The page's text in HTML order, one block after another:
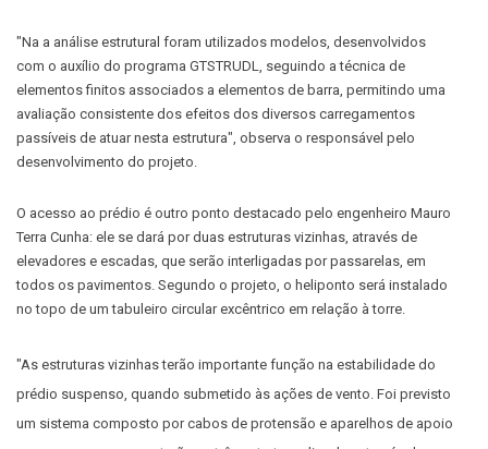
"Na a análise estrutural foram utilizados modelos, desenvolvidos
com o auxílio do programa GTSTRUDL, seguindo a técnica de
elementos finitos associados a elementos de barra, permitindo uma
avaliação consistente dos efeitos dos diversos carregamentos
passíveis de atuar nesta estrutura", observa o responsável pelo
desenvolvimento do projeto.
O acesso ao prédio é outro ponto destacado pelo engenheiro Mauro
Terra Cunha: ele se dará por duas estruturas vizinhas, através de
elevadores e escadas, que serão interligadas por passarelas, em
todos os pavimentos. Segundo o projeto, o heliponto será instalado
no topo de um tabuleiro circular excêntrico em relação à torre.
"As estruturas vizinhas terão importante função na estabilidade do
prédio suspenso, quando submetido às ações de vento. Foi previsto
um sistema composto por cabos de protensão e aparelhos de apoio